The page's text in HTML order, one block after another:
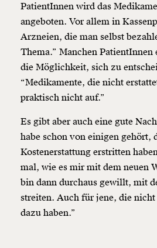
PatientInnen wird das
angeboten. Vor allem in
Arzneien, die man selbst
Thema.” Manchen PatientInnen
die Möglichkeit, sich zu
“Medikamente, die nicht
praktisch nicht auf.”
Es gibt aber auch eine gute
habe schon von einigen gehört,
Kostenerstattung erstritten
mal, wie es mir mit dem neuen
bin dann durchaus gewillt, mit
streiten. Auch für jene, die nicht
dazu haben.”